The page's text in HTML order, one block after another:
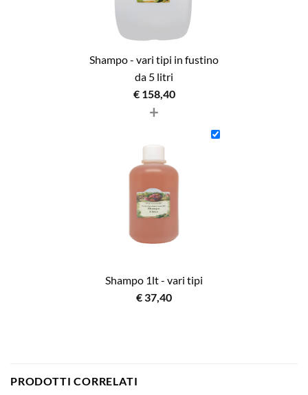
Shampo - vari tipi in fustino
da 5 litri
€158,40
+
Shampo 1lt - vari tipi
€ 37,40
PRODOTTI CORRELATI